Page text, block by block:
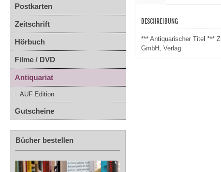
Postkarten
Zeitschrift
Hörbuch
Filme / DVD
Antiquariat
AUF Edition
Gutscheine
Bücher bestellen
BESCHREIBUNG
*** Antiquarischer Titel ***
GmbH, Verlag